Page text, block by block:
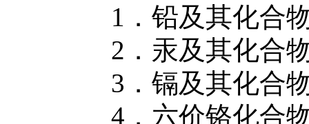
1 ．铅及其化合
2 ．汞及其化合
3 ．镉及其化合
4 ．六价铬化合